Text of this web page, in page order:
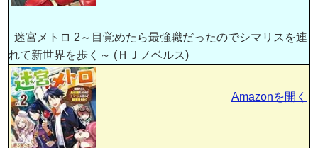
迷宮メトロ 2～目覚めたら最強職だったのでシマリスを連
れて新世界を歩く～ (ＨＪノベルス)
Amazonを開く